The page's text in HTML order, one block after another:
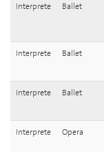
Interprete Ballet
Interprete Ballet
Interprete Ballet
Interprete Opera